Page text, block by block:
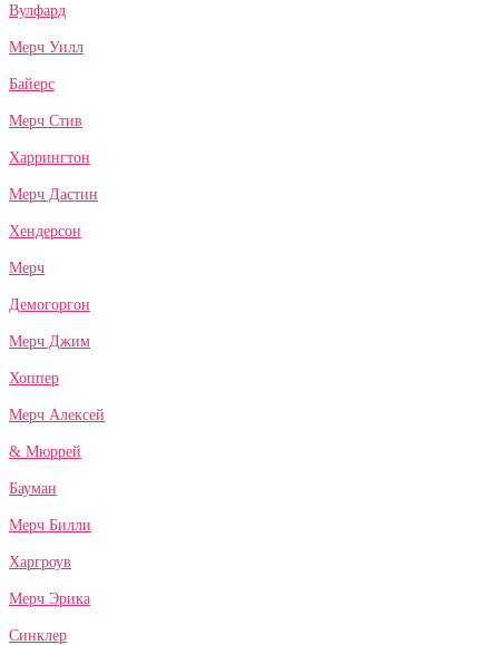
Вулфард
Мерч Уилл
Байерс
Мерч Стив
Харрингтон
Мерч Дастин
Хендерсон
Мерч
Демогоргон
Мерч Джим
Хоппер
Мерч Алексей
& Мюррей
Бауман
Мерч Билли
Харгроув
Мерч Эрика
Синклер